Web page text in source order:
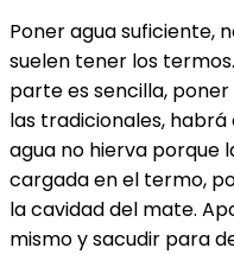
Poner agua suficiente,
suelen tener los
parte es sencilla, poner
las tradicionales,
agua no hierva porque
cargada en el termo,
la cavidad del mate.
mismo y sacudir para